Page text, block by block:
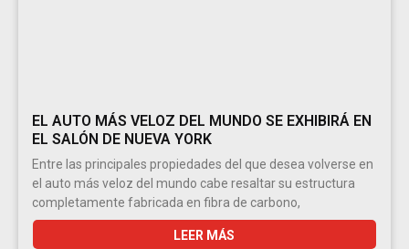
EL AUTO MÁS VELOZ DEL MUNDO SE EXHIBIRÁ EN
EL SALÓN DE NUEVA YORK
Entre las principales propiedades del que desea volverse en
el auto más veloz del mundo cabe resaltar su estructura
completamente fabricada en fibra de carbono,
LEER MÁS